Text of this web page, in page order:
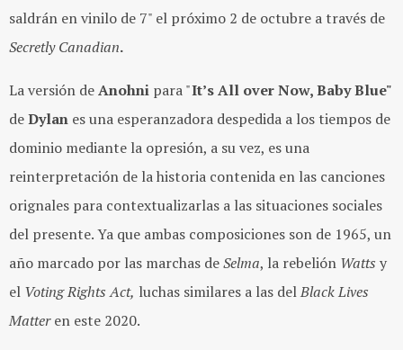
saldrán en vinilo de 7" el próximo 2 de octubre a través de
Secretly Canadian.
La versión deAnohni para "It’s All over Now, Baby Blue"
deDylan es una esperanzadora despedida a los tiempos de
dominio mediante la opresión, a su vez, es una
reinterpretación de la historia contenida en las canciones
orignales para contextualizarlas a las situaciones sociales
del presente. Ya que ambas composiciones son de 1965, un
año marcado por las marchas deSelma, la rebelión Watts y
el Voting Rights Act, luchas similares a las delBlack Lives
Matteren este 2020.